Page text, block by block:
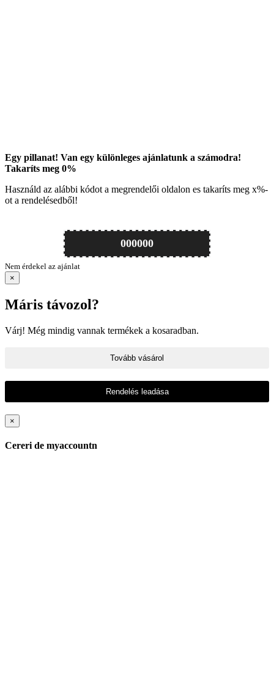
Egy pillanat! Van egy különleges ajánlatunk a számodra!
Takaríts meg 0%
Használd az alábbi kódot a megrendelői oldalon es takaríts meg x%-
ot a rendelésedből!
000000
Nem érdekel az ajánlat
×
Máris távozol?
Várj! Még mindig vannak termékek a kosaradban.
Tovább vásárol
Rendelés leadása
×
Cereri de myaccountn